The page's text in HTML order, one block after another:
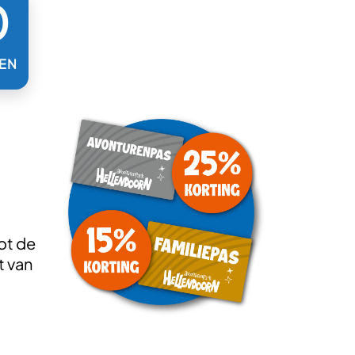
de
van